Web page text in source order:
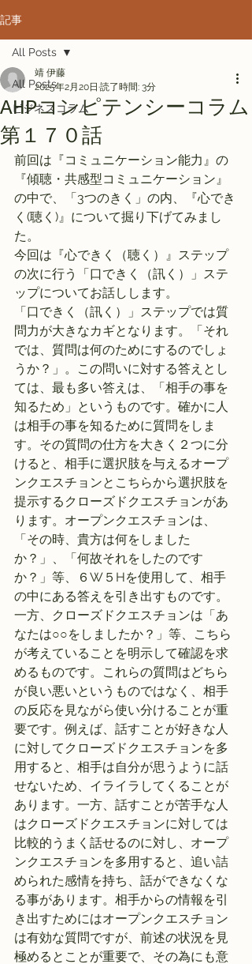
記事
All Posts
ビジネスコラム
All Posts
AHPコンピテンシーコラム
第１７０話
靖 伊藤
2025年2月20日 読了時間: 3分
前回は『コミュニケーション能力』の
『傾聴・共感型コミュニケーション』
の中で、「3つのきく」の内、『心でき
く(聴く)』について掘り下げてみまし
た。
今回は『心できく（聴く）』ステップ
の次に行う「口できく（訊く）」ステ
ップについてお話しします。
「口できく（訊く）」ステップでは質
問力が大きなカギとなります。「それ
では、質問は何のためにするのでしょ
うか？」。この問いに対する答えとし
ては、最も多い答えは、「相手の事を
知るため」というものです。確かに人
は相手の事を知るために質問をしま
す。その質問の仕方を大きく２つに分
けると、相手に選択肢を与えるオープ
ンクエスチョンとこちらから選択肢を
提示するクローズドクエスチョンがあ
ります。オープンクエスチョンは、
「その時、貴方は何をしました
か？」、「何故それをしたのです
か？」等、６W５Hを使用して、相手
の中にある答えを引き出すものです。
一方、クローズドクエスチョンは「あ
なたは○○をしましたか？」等、こちら
が考えていることを明示して確認を求
めるものです。これらの質問はどちら
が良い悪いというものではなく、相手
の反応を見ながら使い分けることが重
要です。例えば、話すことが好きな人
に対してクローズドクエスチョンを多
用すると、相手は自分が思うように話
せないため、イライラしてくることが
あります。一方、話すことが苦手な人
はクローズドクエスチョンに対しては
比較的うまく話せるのに対し、オープ
ンクエスチョンを多用すると、追い詰
められた感情を持ち、話ができなくな
る事があります。相手からの情報を引
き出すためにはオープンクエスチョン
は有効な質問ですが、前述の状況を見
極めるとことが重要で、その為にも意